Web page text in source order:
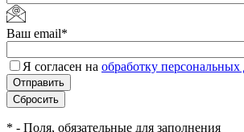
Ваш email*
Я согласен на обработку
* - Поля, обязательные для заполнения